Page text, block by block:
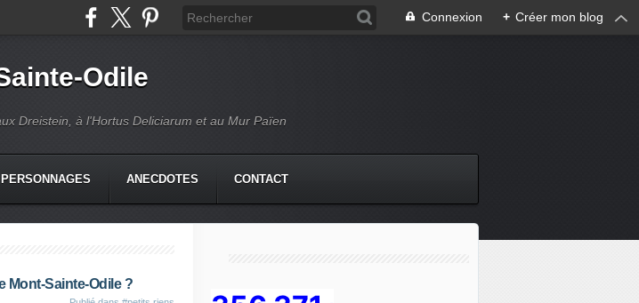
Connexion + Créer mon blog
Odile
Dreistein, à l'Hortus Deliciarum et au Mur Païen
PERSONNAGES ANECDOTES CONTACT
Mont-Sainte-Odile ?